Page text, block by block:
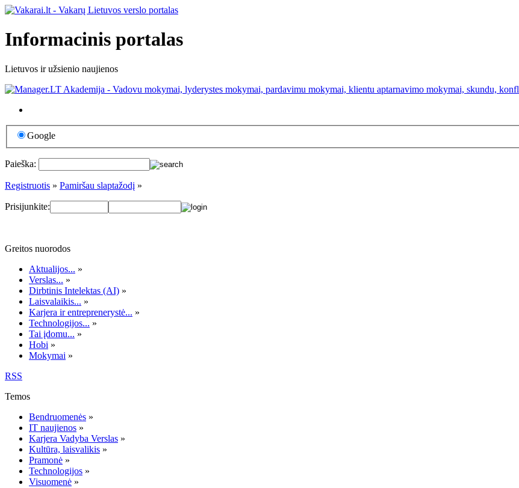
Informacinis portalas
Lietuvos ir užsienio naujienos
Google
Paieška:
Registruotis » Pamiršau slaptažodį »
Prisijunkite:
Greitos nuorodos
Aktualijos... »
Verslas... »
Dirbtinis Intelektas (AI) »
Laisvalaikis... »
Karjera ir entreprenerystė... »
Technologijos... »
Tai įdomu... »
Hobi »
Mokymai »
RSS
Temos
Bendruomenės »
IT naujienos »
Karjera Vadyba Verslas »
Kultūra, laisvalikis »
Pramonė »
Technologijos »
Visuomenė »